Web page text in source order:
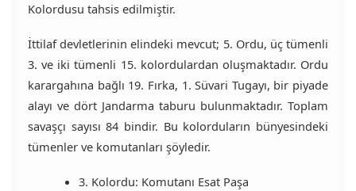
Kolordusu tahsis edilmiştir.
İttilaf devletlerinin elindeki mevcut; 5. Ordu, üç tümenli
3. ve iki tümenli 15. kolordulardan oluşmaktadır. Ordu
karargahına bağlı 19. Fırka, 1. Süvari Tugayı, bir piyade
alayı ve dört Jandarma taburu bulunmaktadır. Toplam
savaşçı sayısı 84 bindir. Bu kolorduların bünyesindeki
tümenler ve komutanları şöyledir.
3. Kolordu: Komutanı Esat Paşa